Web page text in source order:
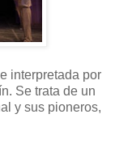
interpretada por
Se trata de un
y sus pioneros,